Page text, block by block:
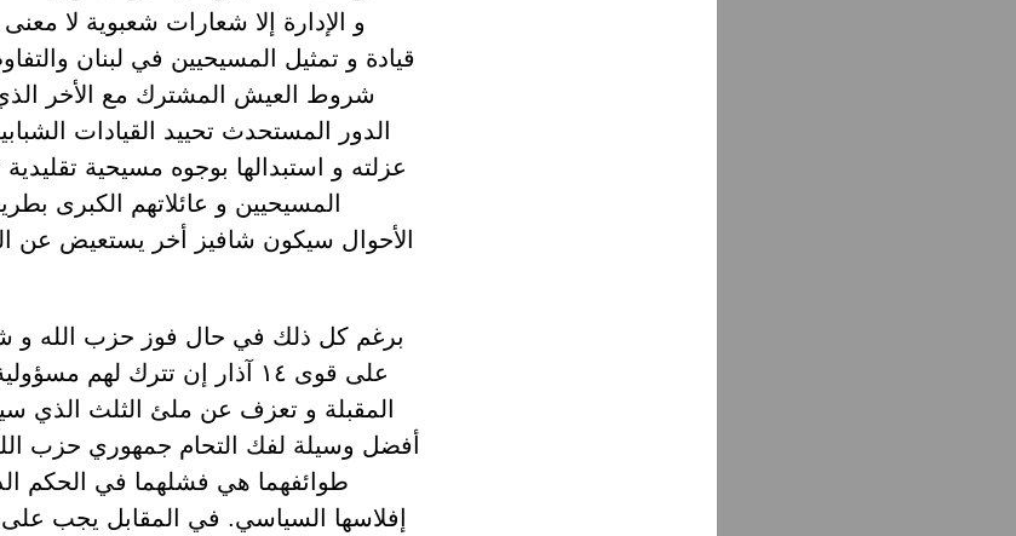
و الإدارة إلا شعارات شعبوية لا
قيادة و تمثيل المسيحيين في لبنان
شروط العيش المشترك مع الأخر
الدور المستحدث تحييد القيادات
عزلته و استبدالها بوجوه مسيحية
المسيحيين و عائلاتهم الكبرى
الأحوال سيكون شافيز أخر يستعيض عن
برغم كل ذلك في حال فوز حزب الله و
على قوى ١٤ آذار إن تترك لهم
المقبلة و تعزف عن ملئ الثلث الذي
أفضل وسيلة لفك التحام جمهوري حزب
طوائفهما هي فشلهما في الحكم